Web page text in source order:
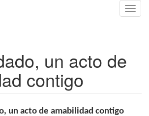
un acto de
contigo
un acto de amabilidad contigo